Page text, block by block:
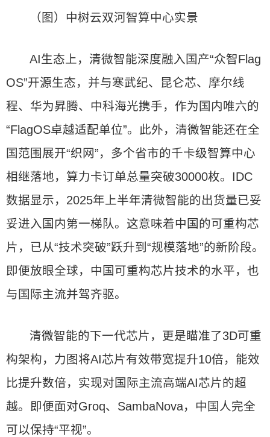
（图）中树云双河智算中心实景
AI生态上，清微智能深度融入国产“众智Flag
OS”开源生态，并与寒武纪、昆仑芯、摩尔线
程、华为昇腾、中科海光携手，作为国内唯六的
“FlagOS卓越适配单位”。此外，清微智能还在全
国范围展开“织网”，多个省市的千卡级智算中心
相继落地，算力卡订单总量突破30000枚。IDC
数据显示，2025年上半年清微智能的出货量已妥
妥进入国内第一梯队。这意味着中国的可重构芯
片，已从“技术突破”跃升到“规模落地”的新阶段。
即便放眼全球，中国可重构芯片技术的水平，也
与国际主流并驾齐驱。
清微智能的下一代芯片，更是瞄准了3D可重
构架构，力图将AI芯片有效带宽提升10倍，能效
比提升数倍，实现对国际主流高端AI芯片的超
越。即便面对Groq、SambaNova，中国人完全
可以保持“平视”。